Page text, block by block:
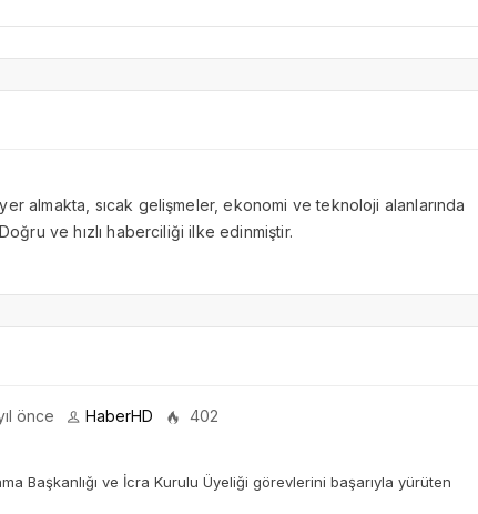
almakta, sıcak gelişmeler, ekonomi ve teknoloji alanlarında
ve hızlı haberciliği ilke edinmiştir.
önce HaberHD 402
Başkanlığı ve İcra Kurulu Üyeliği görevlerini başarıyla yürüten